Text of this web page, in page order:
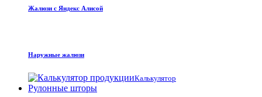
Жалюзи с Яндекс Алисой
Наружные жалюзи
Калькулятор
Рулонные шторы